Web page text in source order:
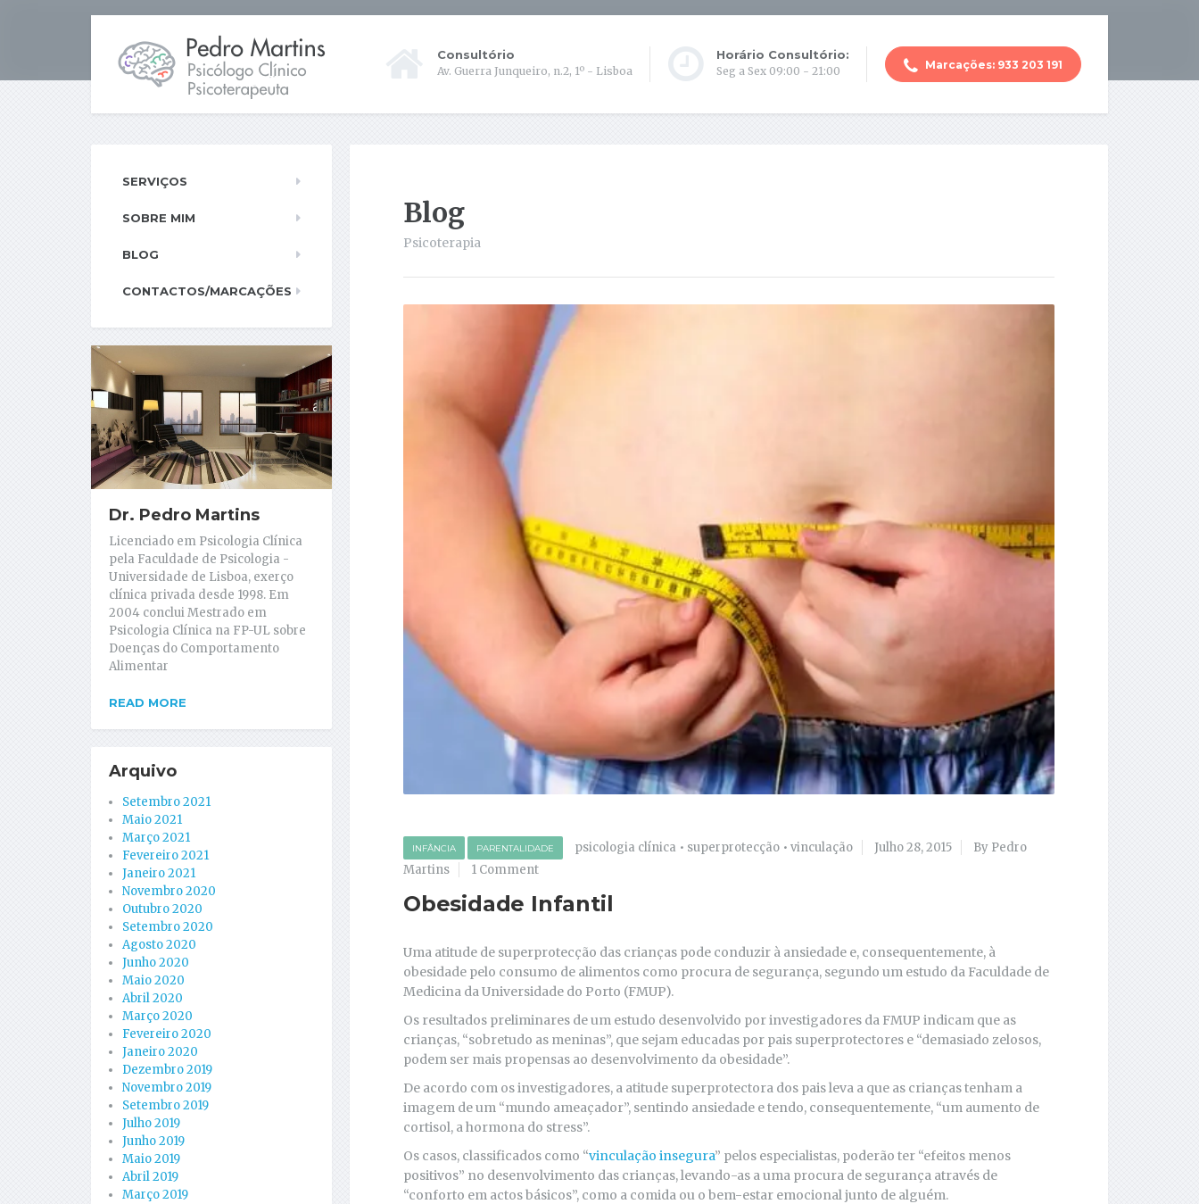
Consultório
Av. Guerra Junqueiro, n.2, 1º - Lisboa
Horário Consultório:
Seg a Sex 09:00 - 21:00 Marcações: 933 203 191
Blog
Psicoterapia
INFÂNCIA PARENTALIDADE psicologia clínica • superprotecção • vinculação Julho 28, 2015
By Pedro
Martins
1 Comment
Obesidade Infantil
Uma atitude de superprotecção das crianças pode conduzir à ansiedade e, consequentemente, à
obesidade pelo consumo de alimentos como procura de segurança, segundo um estudo da Faculdade de
Medicina da Universidade do Porto (FMUP).
Os resultados preliminares de um estudo desenvolvido por investigadores da FMUP indicam que as
crianças, “sobretudo as meninas”, que sejam educadas por pais superprotectores e “demasiado zelosos,
podem ser mais propensas ao desenvolvimento da obesidade”.
De acordo com os investigadores, a atitude superprotectora dos pais leva a que as crianças tenham a
imagem de um “mundo ameaçador”, sentindo ansiedade e tendo, consequentemente, “um aumento de
cortisol, a hormona do stress”.
Os casos, classificados como “vinculação insegura” pelos especialistas, poderão ter “efeitos menos
positivos” no desenvolvimento das crianças, levando-as a uma procura de segurança através de
“conforto em actos básicos”, como a comida ou o bem-estar emocional junto de alguém.
SERVIÇOS
SOBRE MIM
BLOG
CONTACTOS/MARCAÇÕES
Dr. Pedro Martins
Licenciado em Psicologia Clínica
pela Faculdade de Psicologia -
Universidade de Lisboa, exerço
clínica privada desde 1998. Em
2004 conclui Mestrado em
Psicologia Clínica na FP-UL sobre
Doenças do Comportamento
Alimentar
READ MORE
Arquivo
Setembro 2021
Maio 2021
Março 2021
Fevereiro 2021
Janeiro 2021
Novembro 2020
Outubro 2020
Setembro 2020
Agosto 2020
Junho 2020
Maio 2020
Abril 2020
Março 2020
Fevereiro 2020
Janeiro 2020
Dezembro 2019
Novembro 2019
Setembro 2019
Julho 2019
Junho 2019
Maio 2019
Abril 2019
Março 2019